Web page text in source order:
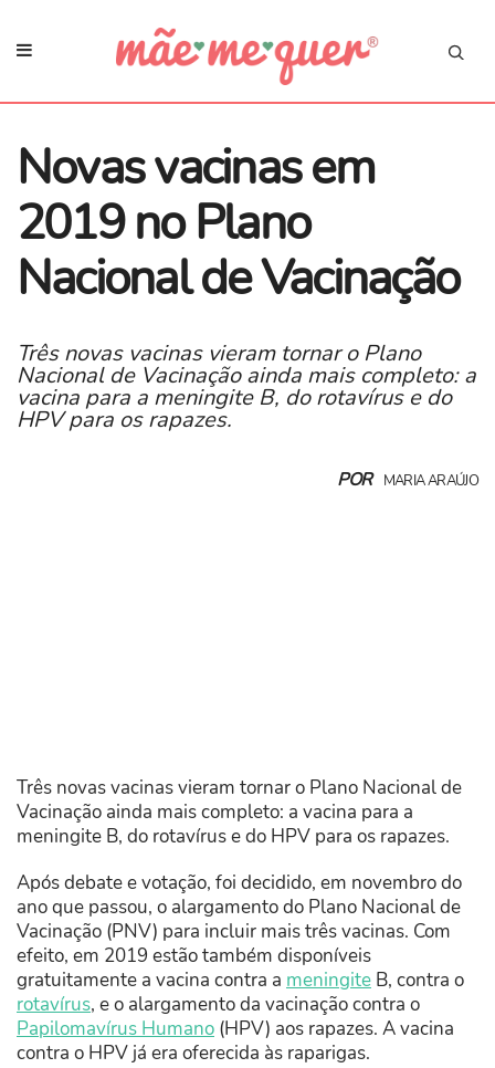
Novas vacinas em
2019 no Plano
Nacional de Vacinação
Três novas vacinas vieram tornar o Plano
Nacional de Vacinação ainda mais completo: a
vacina para a meningite B, do rotavírus e do
HPV para os rapazes.
POR MARIA ARAÚJO
Três novas vacinas vieram tornar o Plano Nacional de
Vacinação ainda mais completo: a vacina para a
meningite B, do rotavírus e do HPV para os rapazes.
Após debate e votação, foi decidido, em novembro do
ano que passou, o alargamento do Plano Nacional de
Vacinação (PNV) para incluir mais três vacinas. Com
efeito, em 2019 estão também disponíveis
gratuitamente a vacina contra a meningite B, contra o
rotavírus, e o alargamento da vacinação contra o
Papilomavírus Humano (HPV) aos rapazes. A vacina
contra o HPV já era oferecida às raparigas.